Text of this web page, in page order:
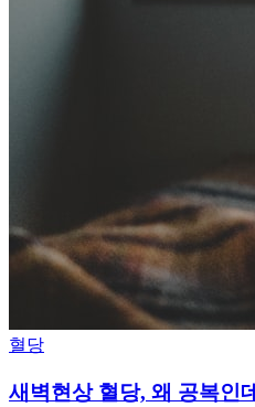
혈당
새벽현상 혈당, 왜 공복인